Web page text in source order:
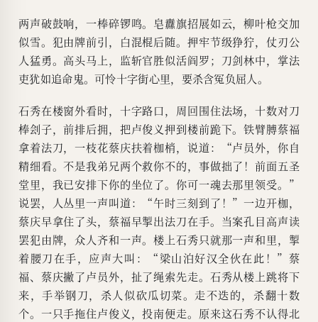
两声破鼓响，一棒碎锣鸣。皂纛旗招展如云，柳叶枪交加
似雪。犯由牌前引，白混棍后随。押牢节级狰狞，仗刃公
人猛勇。高头马上，监斩官胜似活阎罗；刀剑林中，掌法
吏犹如追命鬼。可怜十字街心里，要杀含冤负屈人。
石秀在楼窗外看时，十字路口，周回围住法场，十数对刀
棒刽子，前排后拥，把卢俊义押到楼前跪下。铁臂膊蔡福
拿着法刀，一枝花蔡庆扶着枷梢，说道：“卢员外，你自
精细看。不是我弟兄两个救你不的，事做拙了！前面五圣
堂里，我已安排下你的坐位了。你可一魂去那里领受。”
说罢，人丛里一声叫道：“午时三刻到了！”一边开枷，
蔡庆早拿住了头，蔡福早掣出法刀在手。当案孔目高声读
罢犯由牌，众人齐和一声。楼上石秀只就那一声和里，掣
着腰刀在手，应声大叫：“梁山泊好汉全伙在此！”蔡
福、蔡庆撇了卢员外，扯了绳索先走。石秀从楼上跳将下
来，手举钢刀，杀人似砍瓜切菜。走不迭的，杀翻十数
个。一只手拖住卢俊义，投南便走。原来这石秀不认得北